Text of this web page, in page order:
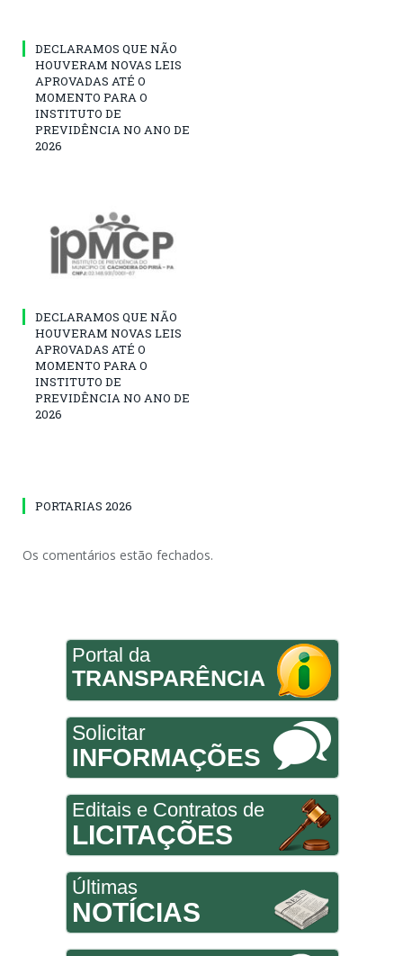
DECLARAMOS QUE NÃO
HOUVERAM NOVAS LEIS
APROVADAS ATÉ O
MOMENTO PARA O
INSTITUTO DE
PREVIDÊNCIA NO ANO DE
2026
DECLARAMOS QUE NÃO
HOUVERAM NOVAS LEIS
APROVADAS ATÉ O
MOMENTO PARA O
INSTITUTO DE
PREVIDÊNCIA NO ANO DE
2026
PORTARIAS 2026
Os comentários estão fechados.
Portal da
TRANSPARÊNCIA
Solicitar
INFORMAÇÕES
Editais e Contratos de
LICITAÇÕES
Últimas
NOTÍCIAS